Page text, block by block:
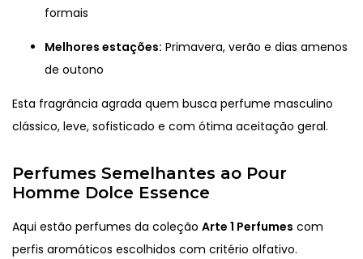
formais
Melhores estações: Primavera, verão e dias amenos
de outono
Esta fragrância agrada quem busca perfume masculino
clássico, leve, sofisticado e com ótima aceitação geral.
Perfumes Semelhantes ao Pour
Homme Dolce Essence
Aqui estão perfumes da coleção Arte 1 Perfumes com
perfis aromáticos escolhidos com critério olfativo.